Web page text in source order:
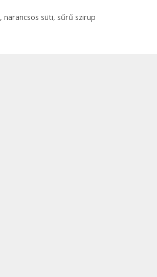
, narancsos süti, sűrű szirup